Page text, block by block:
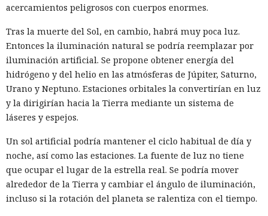
Poca libertad para los desarrolladores: las reglas del juego
ya estaban fijadas.
acercamientos peligrosos con cuerpos enormes.
Tras la muerte del Sol, en cambio, habrá muy poca luz.
Entonces la iluminación natural se podría reemplazar por
iluminación artificial. Se propone obtener energía del
hidrógeno y del helio en las atmósferas de Júpiter, Saturno,
Urano y Neptuno. Estaciones orbitales la convertirían en luz
y la dirigirían hacia la Tierra mediante un sistema de
láseres y espejos.
Un sol artificial podría mantener el ciclo habitual de día y
noche, así como las estaciones. La fuente de luz no tiene
que ocupar el lugar de la estrella real. Se podría mover
alrededor de la Tierra y cambiar el ángulo de iluminación,
incluso si la rotación del planeta se ralentiza con el tiempo.